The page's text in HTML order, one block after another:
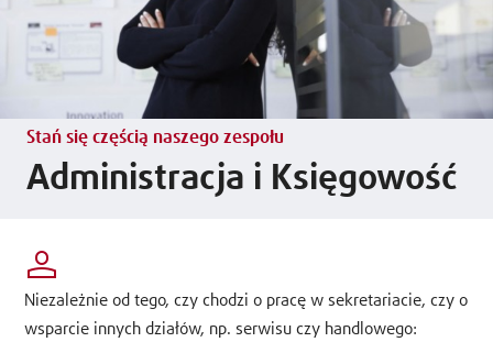
Stań się częścią naszego zespołu
Administracja i Księgowość
Niezależnie od tego, czy chodzi o pracę w sekretariacie, czy o
wsparcie innych działów, np. serwisu czy handlowego: